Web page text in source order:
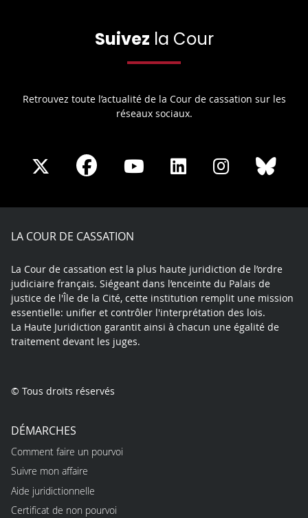
Suivez la Cour
Retrouvez toute l’actualité de la Cour de cassation sur les
réseaux sociaux.
Share
X
Share
Facebook
Share
Youtube
Share
LinkedIn
Share
Instagram
LA COUR DE CASSATION
La Cour de cassation est la plus haute juridiction de l’ordre
judiciaire français. Siégeant dans l’enceinte du Palais de
justice de l'Île de la Cité, cette institution remplit une mission
essentielle: unifier et contrôler l'interprétation des lois.
La Haute Juridiction garantit ainsi à chacun une égalité de
traitement devant les juges.
© Tous droits réservés
DÉMARCHES
Comment faire un pourvoi
Suivre mon affaire
Aide juridictionnelle
Certificat de non pourvoi